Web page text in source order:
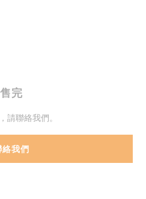
售完
請聯絡我們。
絡我們